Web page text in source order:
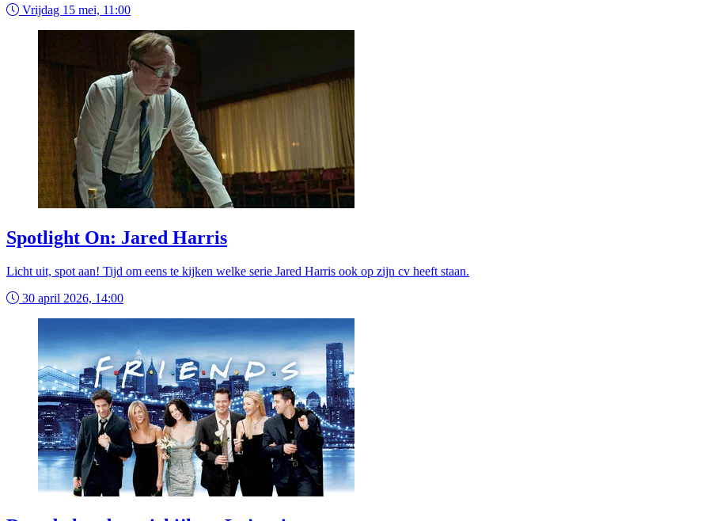
Vrijdag 15 mei, 11:00
Spotlight On: Jared Harris
Licht uit, spot aan! Tijd om eens te kijken welke serie Jared Harris ook op zijn cv heeft staan.
30 april 2026, 14:00